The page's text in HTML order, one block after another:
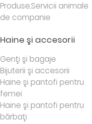
Produse,Servicii animale
de companie
Haine şi accesorii
Genţi şi bagaje
Bijuterii şi accesorii
Haine şi pantofi pentru
femei
Haine şi pantofi pentru
bărbaţi